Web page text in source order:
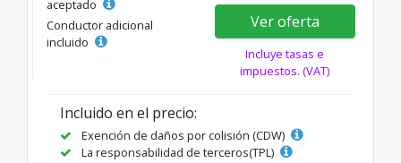
aceptado
Conductor adicional
incluido
Ver oferta
Incluye tasas e
impuestos. (VAT)
Incluido en el precio:
Exención de daños por colisión (CDW)
La responsabilidad de terceros(TPL)